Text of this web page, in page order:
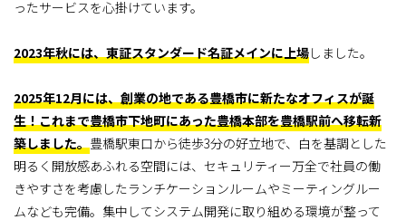
ったサービスを心掛けています。
2023年秋には、東証スタンダード名証メインに上場しました。
2025年12月には、創業の地である豊橋市に新たなオフィスが誕
生！これまで豊橋市下地町にあった豊橋本部を豊橋駅前へ移転新
築しました。豊橋駅東口から徒歩3分の好立地で、白を基調とした
明るく開放感あふれる空間には、セキュリティー万全で社員の働
きやすさを考慮したランチケーションルームやミーティングルー
ムなども完備。集中してシステム開発に取り組める環境が整って